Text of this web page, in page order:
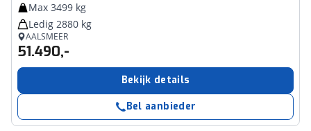
Max 3499 kg
Ledig 2880 kg
AALSMEER
51.490,-
Bekijk details
Bel aanbieder